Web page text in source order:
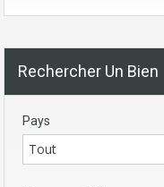
Rechercher Un Bien
Pays
Tout